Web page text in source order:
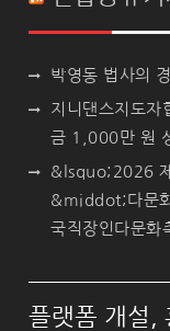
박영동 법사의
지니댄스지도자
금 1,000만 원
&lsquo;2026
&middot;다문
국직장인다문화
플랫폼 개설,